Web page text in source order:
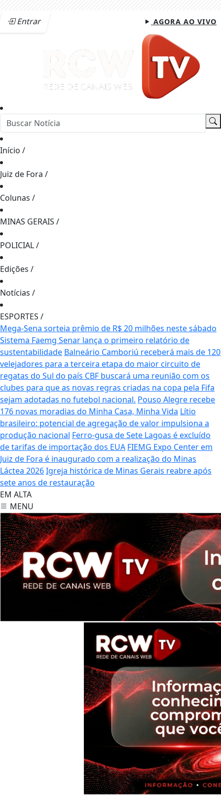
Entrar AGORA AO VIVO
Início /
Juiz de Fora /
Colunas /
MINAS GERAIS /
POLICIAL/
Edições /
Notícias /
ESPORTES /
Mega-Sena sorteia prêmio de R$ 20 milhões neste sábado
Sistema Faemg Senar lança o primeiro relatório de
sustentabilidade Balneário Camboriú receberá mais de 120
velejadores para a terceira etapa do maior circuito de
regatas do Sul do país CBF buscará uma reunião com os
clubes para que as novas regras criadas na copa pela Fifa
sejam adotadas no futebol nacional. Pouso Alegre recebe
176 novas moradias do Minha Casa, Minha Vida Lítio
brasileiro: potencial de agregação de valor impulsiona a
produção nacional Ferro-gusa de Sete Lagoas é excluído
de tarifas de importação dos EUA FIEMG Expo Center em
Juiz de Fora é inaugurado com a realização do Minas
Láctea 2026Igreja histórica de Minas Gerais reabre após
sete anos de restauração
EM ALTA
MENU